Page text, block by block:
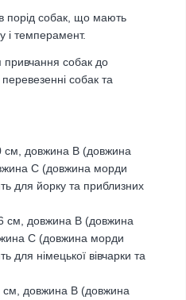
порід собак, що мають
і темперамент.
собак до
собак та
см, довжина В (довжина
С (довжина морди
для йорку та приблизних
см, довжина В (довжина
С (довжина морди
для німецької вівчарки та
довжина В (довжина